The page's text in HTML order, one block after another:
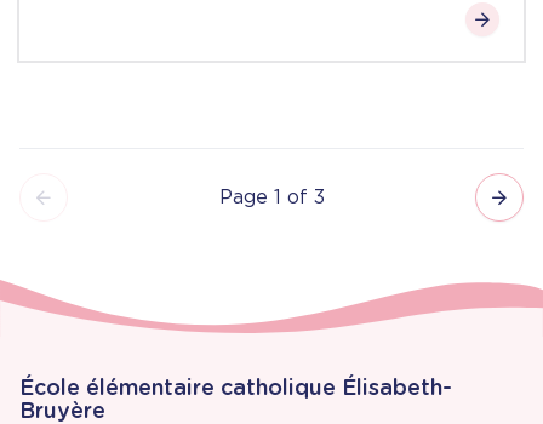
Pagination Page 1 of 3
École élémentaire catholique Élisabeth-
Bruyère